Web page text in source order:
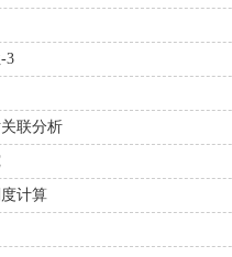
3
联分析
计算